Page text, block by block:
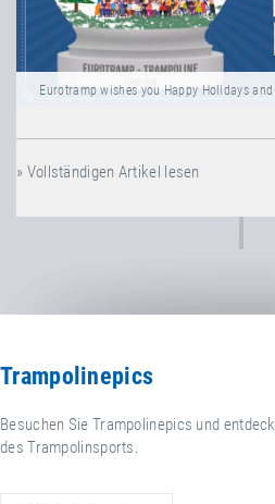
Eurotramp wishes you Happy Holidays and
» Vollständigen Artikel lesen
Trampolinepics
Besuchen Sie Trampolinepics und
des Trampolinsports.